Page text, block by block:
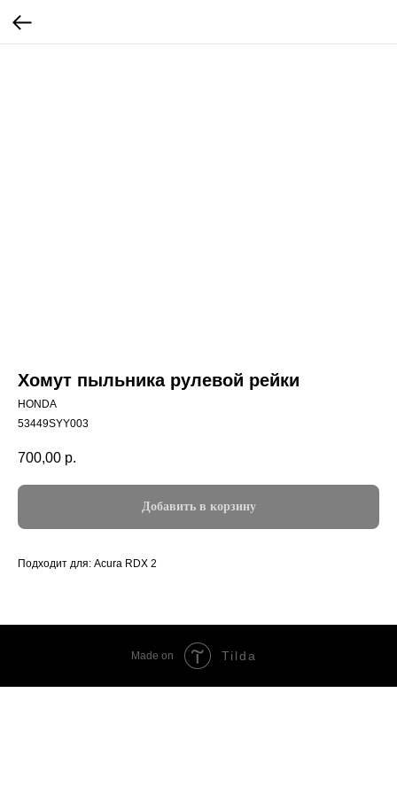
Хомут пыльника рулевой рейки
HONDA
53449SYY003
700,00 р.
Добавить в корзину
Подходит для: Acura RDX 2
Made on Tilda